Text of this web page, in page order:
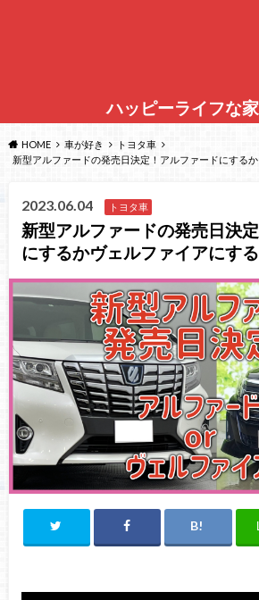
ハッピーライフな
HOME 車が好き
トヨタ車
新型アルファードの発売日決定！アルファードにする
2023.06.04 トヨタ車
新型アルファードの発売日決
にするかヴェルファイアにす